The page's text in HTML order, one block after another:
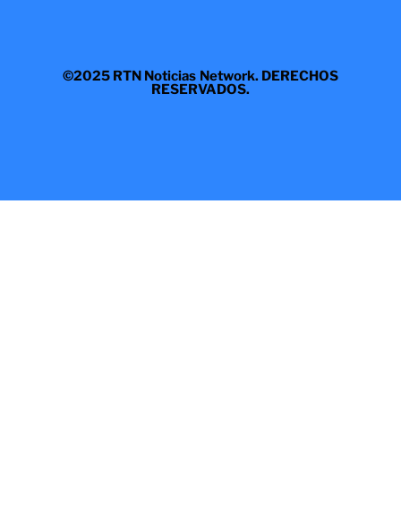
©2025 RTN Noticias Network. DERECHOS
RESERVADOS.